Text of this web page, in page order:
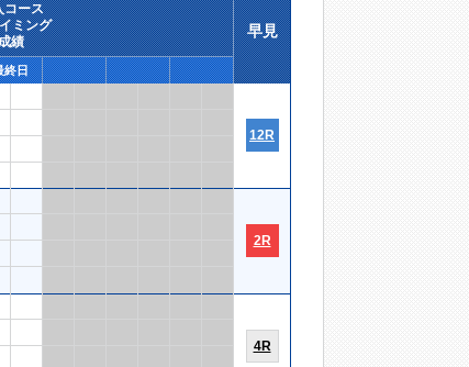
コース
ミング
績
早見
終日
12R
2R
4R